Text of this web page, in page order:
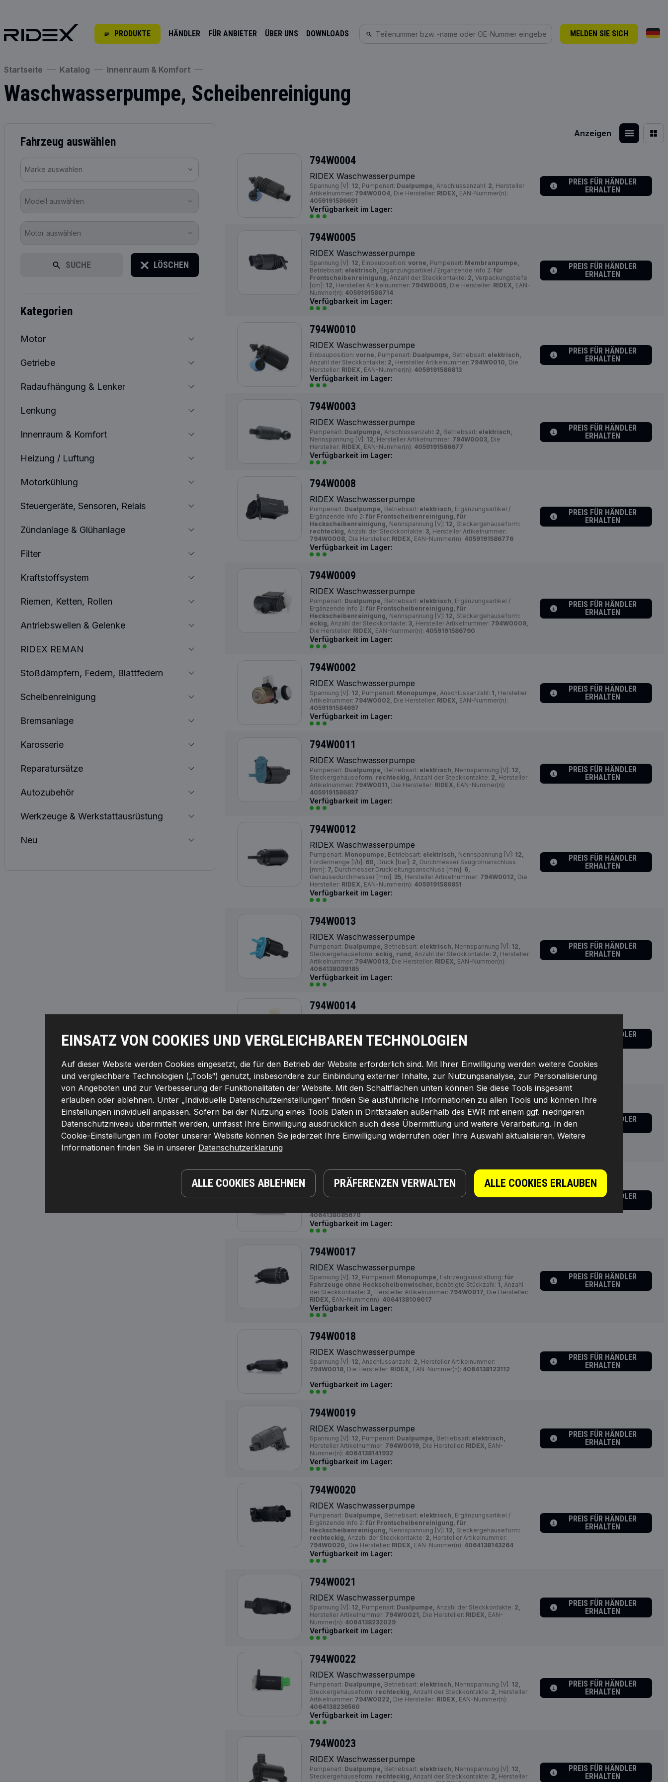
PRODUKTE HÄNDLER FÜR ANBIETER ÜBER UNS DOWNLOADS MELDEN SIE SICH
EINSATZ VON COOKIES UND VERGLEICHBAREN TECHNOLOGIEN
Auf dieser Website werden Cookies eingesetzt, die für den Betrieb der Website erforderlich sind. Mit Ihrer Einwilligung werden weitere Cookies
und vergleichbare Technologien („Tools“) genutzt, insbesondere zur Einbindung externer Inhalte, zur Nutzungsanalyse, zur Personalisierung
von Angeboten und zur Verbesserung der Funktionalitäten der Website. Mit den Schaltflächen unten können Sie diese Tools insgesamt
erlauben oder ablehnen. Unter „Individuelle Datenschutzeinstellungen“ finden Sie ausführliche Informationen zu allen Tools und können Ihre
Einstellungen individuell anpassen. Sofern bei der Nutzung eines Tools Daten in Drittstaaten außerhalb des EWR mit einem ggf. niedrigeren
Datenschutzniveau übermittelt werden, umfasst Ihre Einwilligung ausdrücklich auch diese Übermittlung und weitere Verarbeitung. In den
Cookie-Einstellungen im Footer unserer Website können Sie jederzeit Ihre Einwilligung widerrufen oder Ihre Auswahl aktualisieren. Weitere
Informationen finden Sie in unserer Datenschutzerklarung
ALLE COOKIES ABLEHNEN PRÄFERENZEN VERWALTEN ALLE COOKIES ERLAUBEN
Startseite Katalog Innenraum & Komfort
Waschwasserpumpe, Scheibenreinigung
Fahrzeug auswählen
Marke auswählen
Modell auswählen
Motor auswählen
SUCHE LÖSCHEN
kategorien
Motor
Getriebe
Radaufhängung & Lenker
Lenkung
Innenraum & Komfort
Heizung / Luftung
Motorkühlung
Steuergeräte, Sensoren, Relais
Zündanlage & Glühanlage
Filter
Kraftstoffsystem
Riemen, Ketten, Rollen
Antriebswellen & Gelenke
RIDEX REMAN
Stoßdämpfern, Federn, Blattfedern
Scheibenreinigung
Bremsanlage
Karosserie
Reparatursätze
Autozubehör
Werkzeuge & Werkstattausrüstung
Neu
Anzeigen
794W0004
RIDEX Waschwasserpumpe
Spannung [V]: 12, Pumpenart: Dualpumpe, Anschlussanzahl: 2, Hersteller
Artikelnummer: 794W0004, Die Hersteller: RIDEX, EAN-Nummer(n):
4059191586691
Verfügbarkeit im Lager:
PREIS FÜR HÄNDLER
ERHALTEN
794W0005
RIDEX Waschwasserpumpe
Spannung [V]: 12, Einbauposition: vorne, Pumpenart: Membranpumpe,
Betriebsart: elektrisch, Ergänzungsartikel / Ergänzende Info 2: für
Frontscheibenreinigung, Anzahl der Steckkontakte: 2, Verpackungstiefe
[cm]: 12, Hersteller Artikelnummer: 794W0005, Die Hersteller: RIDEX, EAN-
Nummer(n): 4059191586714
Verfügbarkeit im Lager:
PREIS FÜR HÄNDLER
ERHALTEN
794W0010
RIDEX Waschwasserpumpe
Einbauposition: vorne, Pumpenart: Dualpumpe, Betriebsart: elektrisch,
Anzahl der Steckkontakte: 2, Hersteller Artikelnummer: 794W0010, Die
Hersteller: RIDEX, EAN-Nummer(n): 4059191586813
Verfügbarkeit im Lager:
PREIS FÜR HÄNDLER
ERHALTEN
794W0003
RIDEX Waschwasserpumpe
Pumpenart: Dualpumpe, Anschlussanzahl: 2, Betriebsart: elektrisch,
Nennspannung [V]: 12, Hersteller Artikelnummer: 794W0003, Die
Hersteller: RIDEX, EAN-Nummer(n): 4059191586677
Verfügbarkeit im Lager:
PREIS FÜR HÄNDLER
ERHALTEN
794W0008
RIDEX Waschwasserpumpe
Pumpenart: Dualpumpe, Betriebsart: elektrisch, Ergänzungsartikel /
Ergänzende Info 2: für Frontscheibenreinigung, für
Heckscheibenreinigung, Nennspannung [V]: 12, Steckergehäuseform:
rechteckig, Anzahl der Steckkontakte: 3, Hersteller Artikelnummer:
794W0008, Die Hersteller: RIDEX, EAN-Nummer(n): 4059191586776
Verfügbarkeit im Lager:
PREIS FÜR HÄNDLER
ERHALTEN
794W0009
RIDEX Waschwasserpumpe
Pumpenart: Dualpumpe, Betriebsart: elektrisch, Ergänzungsartikel /
Ergänzende Info 2: für Frontscheibenreinigung, für
Heckscheibenreinigung, Nennspannung [V]: 12, Steckergehäuseform:
eckig, Anzahl der Steckkontakte: 3, Hersteller Artikelnummer: 794W0009,
Die Hersteller: RIDEX, EAN-Nummer(n): 4059191586790
Verfügbarkeit im Lager:
PREIS FÜR HÄNDLER
ERHALTEN
794W0002
RIDEX Waschwasserpumpe
Spannung [V]: 12, Pumpenart: Monopumpe, Anschlussanzahl: 1, Hersteller
Artikelnummer: 794W0002, Die Hersteller: RIDEX, EAN-Nummer(n):
4059191584697
Verfügbarkeit im Lager:
PREIS FÜR HÄNDLER
ERHALTEN
794W0011
RIDEX Waschwasserpumpe
Pumpenart: Dualpumpe, Betriebsart: elektrisch, Nennspannung [V]: 12,
Steckergehäuseform: rechteckig, Anzahl der Steckkontakte: 2, Hersteller
Artikelnummer: 794W0011, Die Hersteller: RIDEX, EAN-Nummer(n):
4059191586837
Verfügbarkeit im Lager:
PREIS FÜR HÄNDLER
ERHALTEN
794W0012
RIDEX Waschwasserpumpe
Pumpenart: Monopumpe, Betriebsart: elektrisch, Nennspannung [V]: 12,
Fördermenge [l/h]: 60, Druck [bar]: 2, Durchmesser Saugrohranschluss
[mm]: 7, Durchmesser Druckleitungsanschluss [mm]: 6,
Gehäusedurchmesser [mm]: 35, Hersteller Artikelnummer: 794W0012, Die
Hersteller: RIDEX, EAN-Nummer(n): 4059191586851
Verfügbarkeit im Lager:
PREIS FÜR HÄNDLER
ERHALTEN
794W0013
RIDEX Waschwasserpumpe
Pumpenart: Dualpumpe, Betriebsart: elektrisch, Nennspannung [V]: 12,
Steckergehäuseform: eckig, rund, Anzahl der Steckkontakte: 2, Hersteller
Artikelnummer: 794W0013, Die Hersteller: RIDEX, EAN-Nummer(n):
4064138039185
Verfügbarkeit im Lager:
PREIS FÜR HÄNDLER
ERHALTEN
794W0014
Betriebsart: elektrisch,Ergänzungsartikel / Ergänzende Info 2:
Scheibenwaschanlage,Anzahl der Steckkontakte: 3,
4064138059855
Verfügbarkeit im Lager:
PREIS FÜR HÄNDLER
794W0015
RIDEX Waschwasserpumpe
Spannung [V]:12,Einbauposition: vorne,Pumpenart:Monopumpe,
794W0015,
RIDEX, EAN-Nummer(n):4064138068925
PREIS FÜR HÄNDLER
794W0016
RIDEX Waschwasserpumpe
4064138085670
Verfügbarkeit im Lager:
PREIS FÜR HÄNDLER
794W0017
RIDEX Waschwasserpumpe
Spannung [V]: 12, Pumpenart: Monopumpe, Fahrzeugausstattung: für
Fahrzeuge ohne Heckscheibenwischer, benötigte Stückzahl: 1, Anzahl
der Steckkontakte: 2, Hersteller Artikelnummer: 794W0017, Die Hersteller:
RIDEX, EAN-Nummer(n): 4064138109017
Verfügbarkeit im Lager:
PREIS FÜR HÄNDLER
ERHALTEN
794W0018
RIDEX Waschwasserpumpe
Spannung [V]: 12, Anschlussanzahl: 2, Hersteller Artikelnummer:
794W0018, Die Hersteller: RIDEX, EAN-Nummer(n): 4064138123112
Verfügbarkeit im Lager:
PREIS FÜR HÄNDLER
ERHALTEN
794W0019
RIDEX Waschwasserpumpe
Spannung [V]: 12, Pumpenart: Dualpumpe, Betriebsart: elektrisch,
Hersteller Artikelnummer: 794W0019, Die Hersteller: RIDEX, EAN-
Nummer(n): 4064138141932
Verfügbarkeit im Lager:
PREIS FÜR HÄNDLER
ERHALTEN
794W0020
RIDEX Waschwasserpumpe
Pumpenart: Dualpumpe, Betriebsart: elektrisch, Ergänzungsartikel /
Ergänzende Info 2: für Frontscheibenreinigung, für
Heckscheibenreinigung, Nennspannung [V]: 12, Steckergehäuseform:
rechteckig, Anzahl der Steckkontakte: 2, Hersteller Artikelnummer:
794W0020, Die Hersteller: RIDEX, EAN-Nummer(n): 4064138143264
Verfügbarkeit im Lager:
PREIS FÜR HÄNDLER
ERHALTEN
794W0021
RIDEX Waschwasserpumpe
Spannung [V]: 12, Pumpenart: Dualpumpe, Anzahl der Steckkontakte: 2,
Hersteller Artikelnummer: 794W0021, Die Hersteller: RIDEX, EAN-
Nummer(n): 4064138232029
Verfügbarkeit im Lager:
PREIS FÜR HÄNDLER
ERHALTEN
794W0022
RIDEX Waschwasserpumpe
Pumpenart: Dualpumpe, Betriebsart: elektrisch, Nennspannung [V]: 12,
Steckergehäuseform: rechteckig, Anzahl der Steckkontakte: 2, Hersteller
Artikelnummer: 794W0022, Die Hersteller: RIDEX, EAN-Nummer(n):
4064138236560
Verfügbarkeit im Lager:
PREIS FÜR HÄNDLER
ERHALTEN
794W0023
RIDEX Waschwasserpumpe
Pumpenart: Dualpumpe, Betriebsart: elektrisch, Nennspannung [V]: 12,
Steckergehäuseform: rechteckig, Anzahl der Steckkontakte: 2, Hersteller
PREIS FÜR HÄNDLER
ERHALTEN